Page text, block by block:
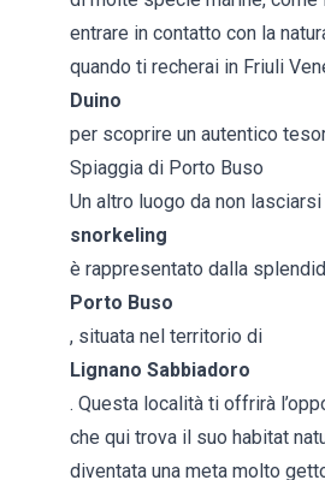
entrare in contatto con la
quando ti recherai in Friuli
Duino
per scoprire un autentico
Spiaggia di Porto Buso
Un altro luogo da non
snorkeling
è rappresentato dalla
Porto Buso
, situata nel territorio di
Lignano Sabbiadoro
. Questa località ti offrirà
che qui trova il suo habitat
diventata una meta molto